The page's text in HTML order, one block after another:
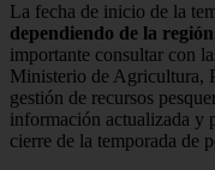
La fecha de inicio de la
dependiendo de la
importante consultar con
Ministerio de Agricultura,
gestión de recursos
información actualizada y
cierre de la temporada de